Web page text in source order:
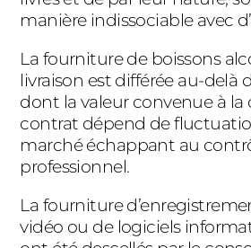
manière indissociable avec
La fourniture de boissons
livraison est différée au-delà
dont la valeur convenue à
contrat dépend de
marché échappant au
professionnel.
La fourniture
vidéo ou de logiciels